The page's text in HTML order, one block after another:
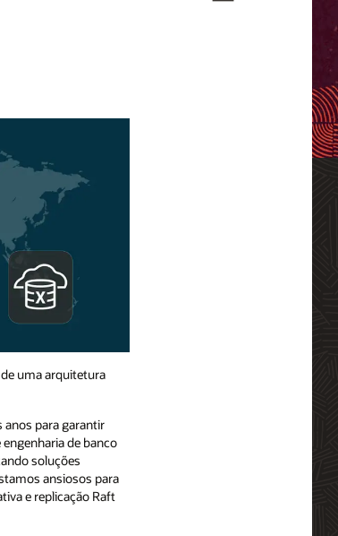
uma arquitetura
anos para garantir
de banco
soluções
ansiosos para
e replicação Raft